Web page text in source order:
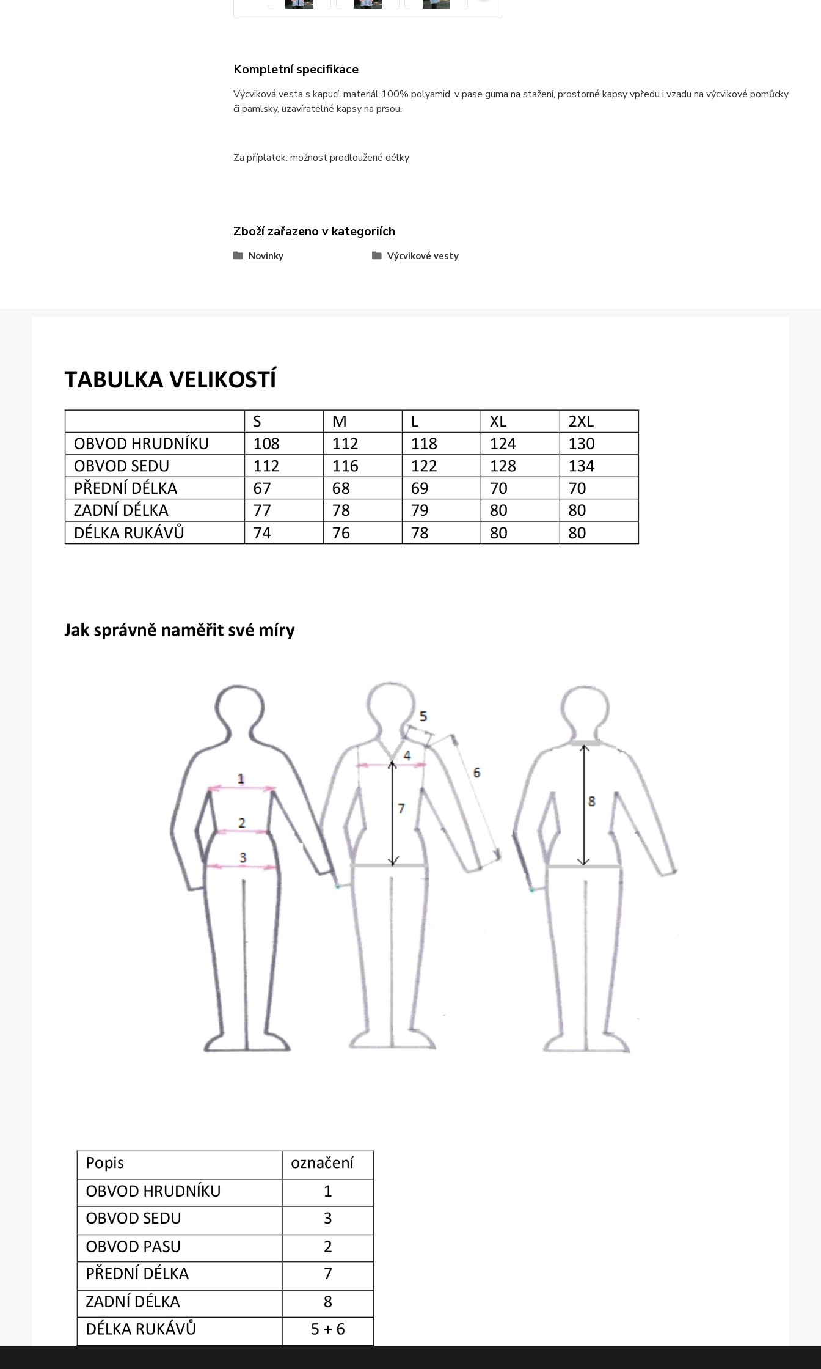
Kompletní specifikace
Výcviková vesta s kapucí, materiál 100% polyamid, v pase guma na stažení, prostorné kapsy vpředu i vzadu na výcvikové pomůcky
či pamlsky, uzavíratelné kapsy na prsou.
Za příplatek: možnost prodloužené délky
Zboží zařazeno v kategoriích
Novinky Výcvikové vesty